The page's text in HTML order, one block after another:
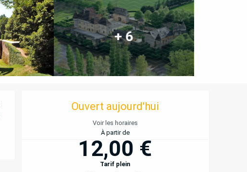
+ 6
OUVERTURE ET
Ouvert aujourd'hui
Voir les horaires
À partir de
12,00 €
Tarif plein